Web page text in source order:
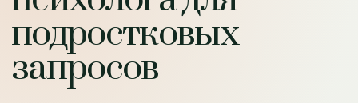
подростковых
запросов